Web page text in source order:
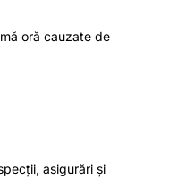
oră cauzate de
asigurări și